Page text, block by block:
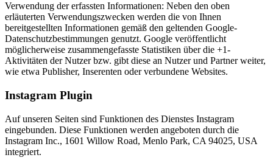
Verwendung der erfassten Informationen: Neben den oben
erläuterten Verwendungszwecken werden die von Ihnen
bereitgestellten Informationen gemäß den geltenden Google-
Datenschutzbestimmungen genutzt. Google veröffentlicht
möglicherweise zusammengefasste Statistiken über die +1-
Aktivitäten der Nutzer bzw. gibt diese an Nutzer und Partner weiter,
wie etwa Publisher, Inserenten oder verbundene Websites.
Instagram Plugin
Auf unseren Seiten sind Funktionen des Dienstes Instagram
eingebunden. Diese Funktionen werden angeboten durch die
Instagram Inc., 1601 Willow Road, Menlo Park, CA 94025, USA
integriert.